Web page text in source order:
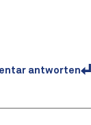
antworten